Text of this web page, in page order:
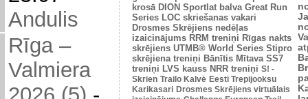
Andulis
Rīga –
Valmiera
krosā DION Sportlat balva Great Run
Series LOC skriešanas vakari
Drosmes Skrējiens nedēļas
izaicinājums RRM treniņi Rīgas nakts
skrējiens UTMB® World Series Stipro
skrējiena treniņi Bānītis Mītava SS7
treniņi LVS kauss NRR treniņi S! -
Skrien Trailo Kalvė Eesti Trepijooksu
Karikasari Drosmes Skrējiens virtuālais